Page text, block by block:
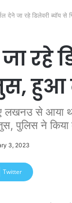
देने जा रहे डिलेवरी ब्यॉय
रहे
हुआ
लखनउ से आया
पुलिस ने किया
3, 2023
Twitter